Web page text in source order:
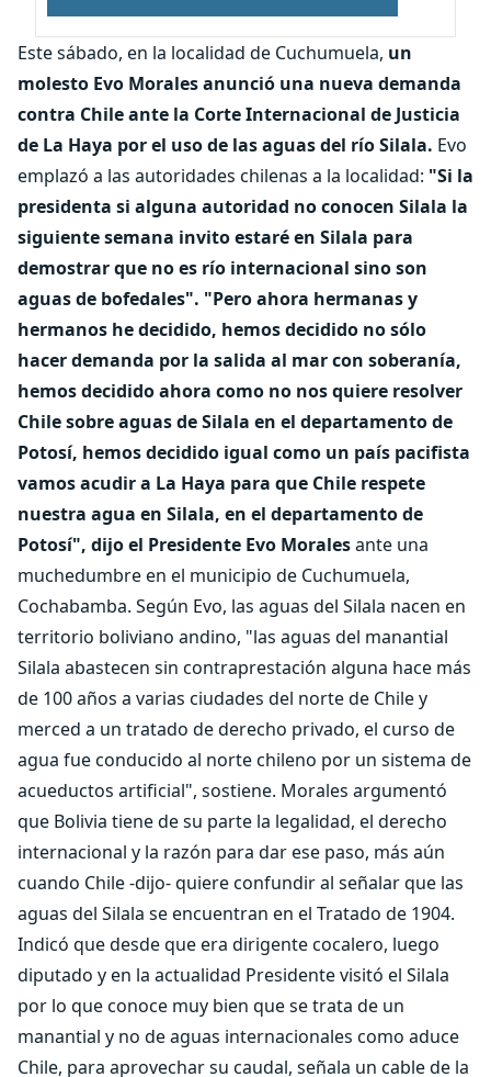
Este sábado, en la localidad de Cuchumuela, un
molesto Evo Morales anunció una nueva demanda
contra Chile ante la Corte Internacional de Justicia
de La Haya por el uso de las aguas del río Silala. Evo
emplazó a las autoridades chilenas a la localidad: "Si la
presidenta si alguna autoridad no conocen Silala la
siguiente semana invito estaré en Silala para
demostrar que no es río internacional sino son
aguas de bofedales". "Pero ahora hermanas y
hermanos he decidido, hemos decidido no sólo
hacer demanda por la salida al mar con soberanía,
hemos decidido ahora como no nos quiere resolver
Chile sobre aguas de Silala en el departamento de
Potosí, hemos decidido igual como un país pacifista
vamos acudir a La Haya para que Chile respete
nuestra agua en Silala, en el departamento de
Potosí", dijo el Presidente Evo Moralesante una
muchedumbre en el municipio de Cuchumuela,
Cochabamba. Según Evo, las aguas del Silala nacen en
territorio boliviano andino, "las aguas del manantial
Silala abastecen sin contraprestación alguna hace más
de 100 años a varias ciudades del norte de Chile y
merced a un tratado de derecho privado, el curso de
agua fue conducido al norte chileno por un sistema de
acueductos artificial", sostiene. Morales argumentó
que Bolivia tiene de su parte la legalidad, el derecho
internacional y la razón para dar ese paso, más aún
cuando Chile -dijo- quiere confundir al señalar que las
aguas del Silala se encuentran en el Tratado de 1904.
Indicó que desde que era dirigente cocalero, luego
diputado y en la actualidad Presidente visitó el Silala
por lo que conoce muy bien que se trata de un
manantial y no de aguas internacionales como aduce
Chile, para aprovechar su caudal, señala un cable de la